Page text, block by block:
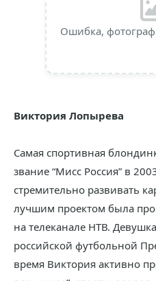
Ошибка,
Виктория Лопырева
Самая спортивная
звание “Мисс Россия” в
стремительно развивать
лучшим проектом была
на телеканале НТВ.
российской футбольной
время Виктория активно